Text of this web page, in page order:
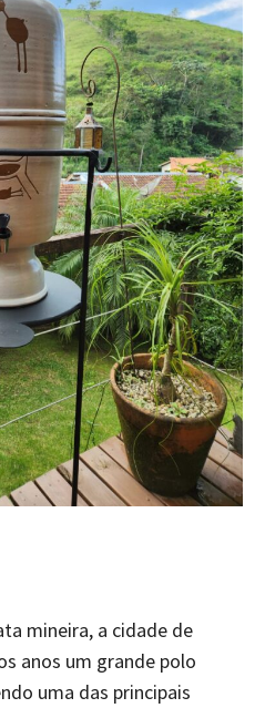
mineira, a cidade de
anos um grande polo
uma das principais